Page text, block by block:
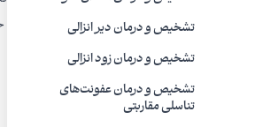
تشخیص و درمان دیر انزالی
تشخیص و درمان زود انزالی
تشخیص و درمان عفونت‌های
تناسلی مقاربتی
جنسی سالم همچنین به نفع سیستم
را بهبود می بخشد.